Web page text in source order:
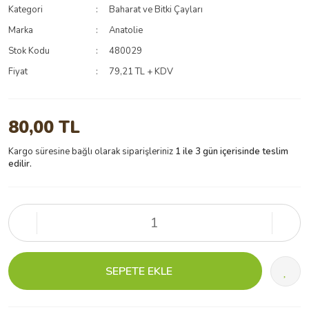
Kategori
Baharat ve Bitki Çayları
Marka
Anatolie
Stok Kodu
480029
Fiyat
79,21 TL + KDV
80,00 TL
Kargo süresine bağlı olarak siparişleriniz 1 ile 3 gün içerisinde teslim
edilir.
SEPETE EKLE